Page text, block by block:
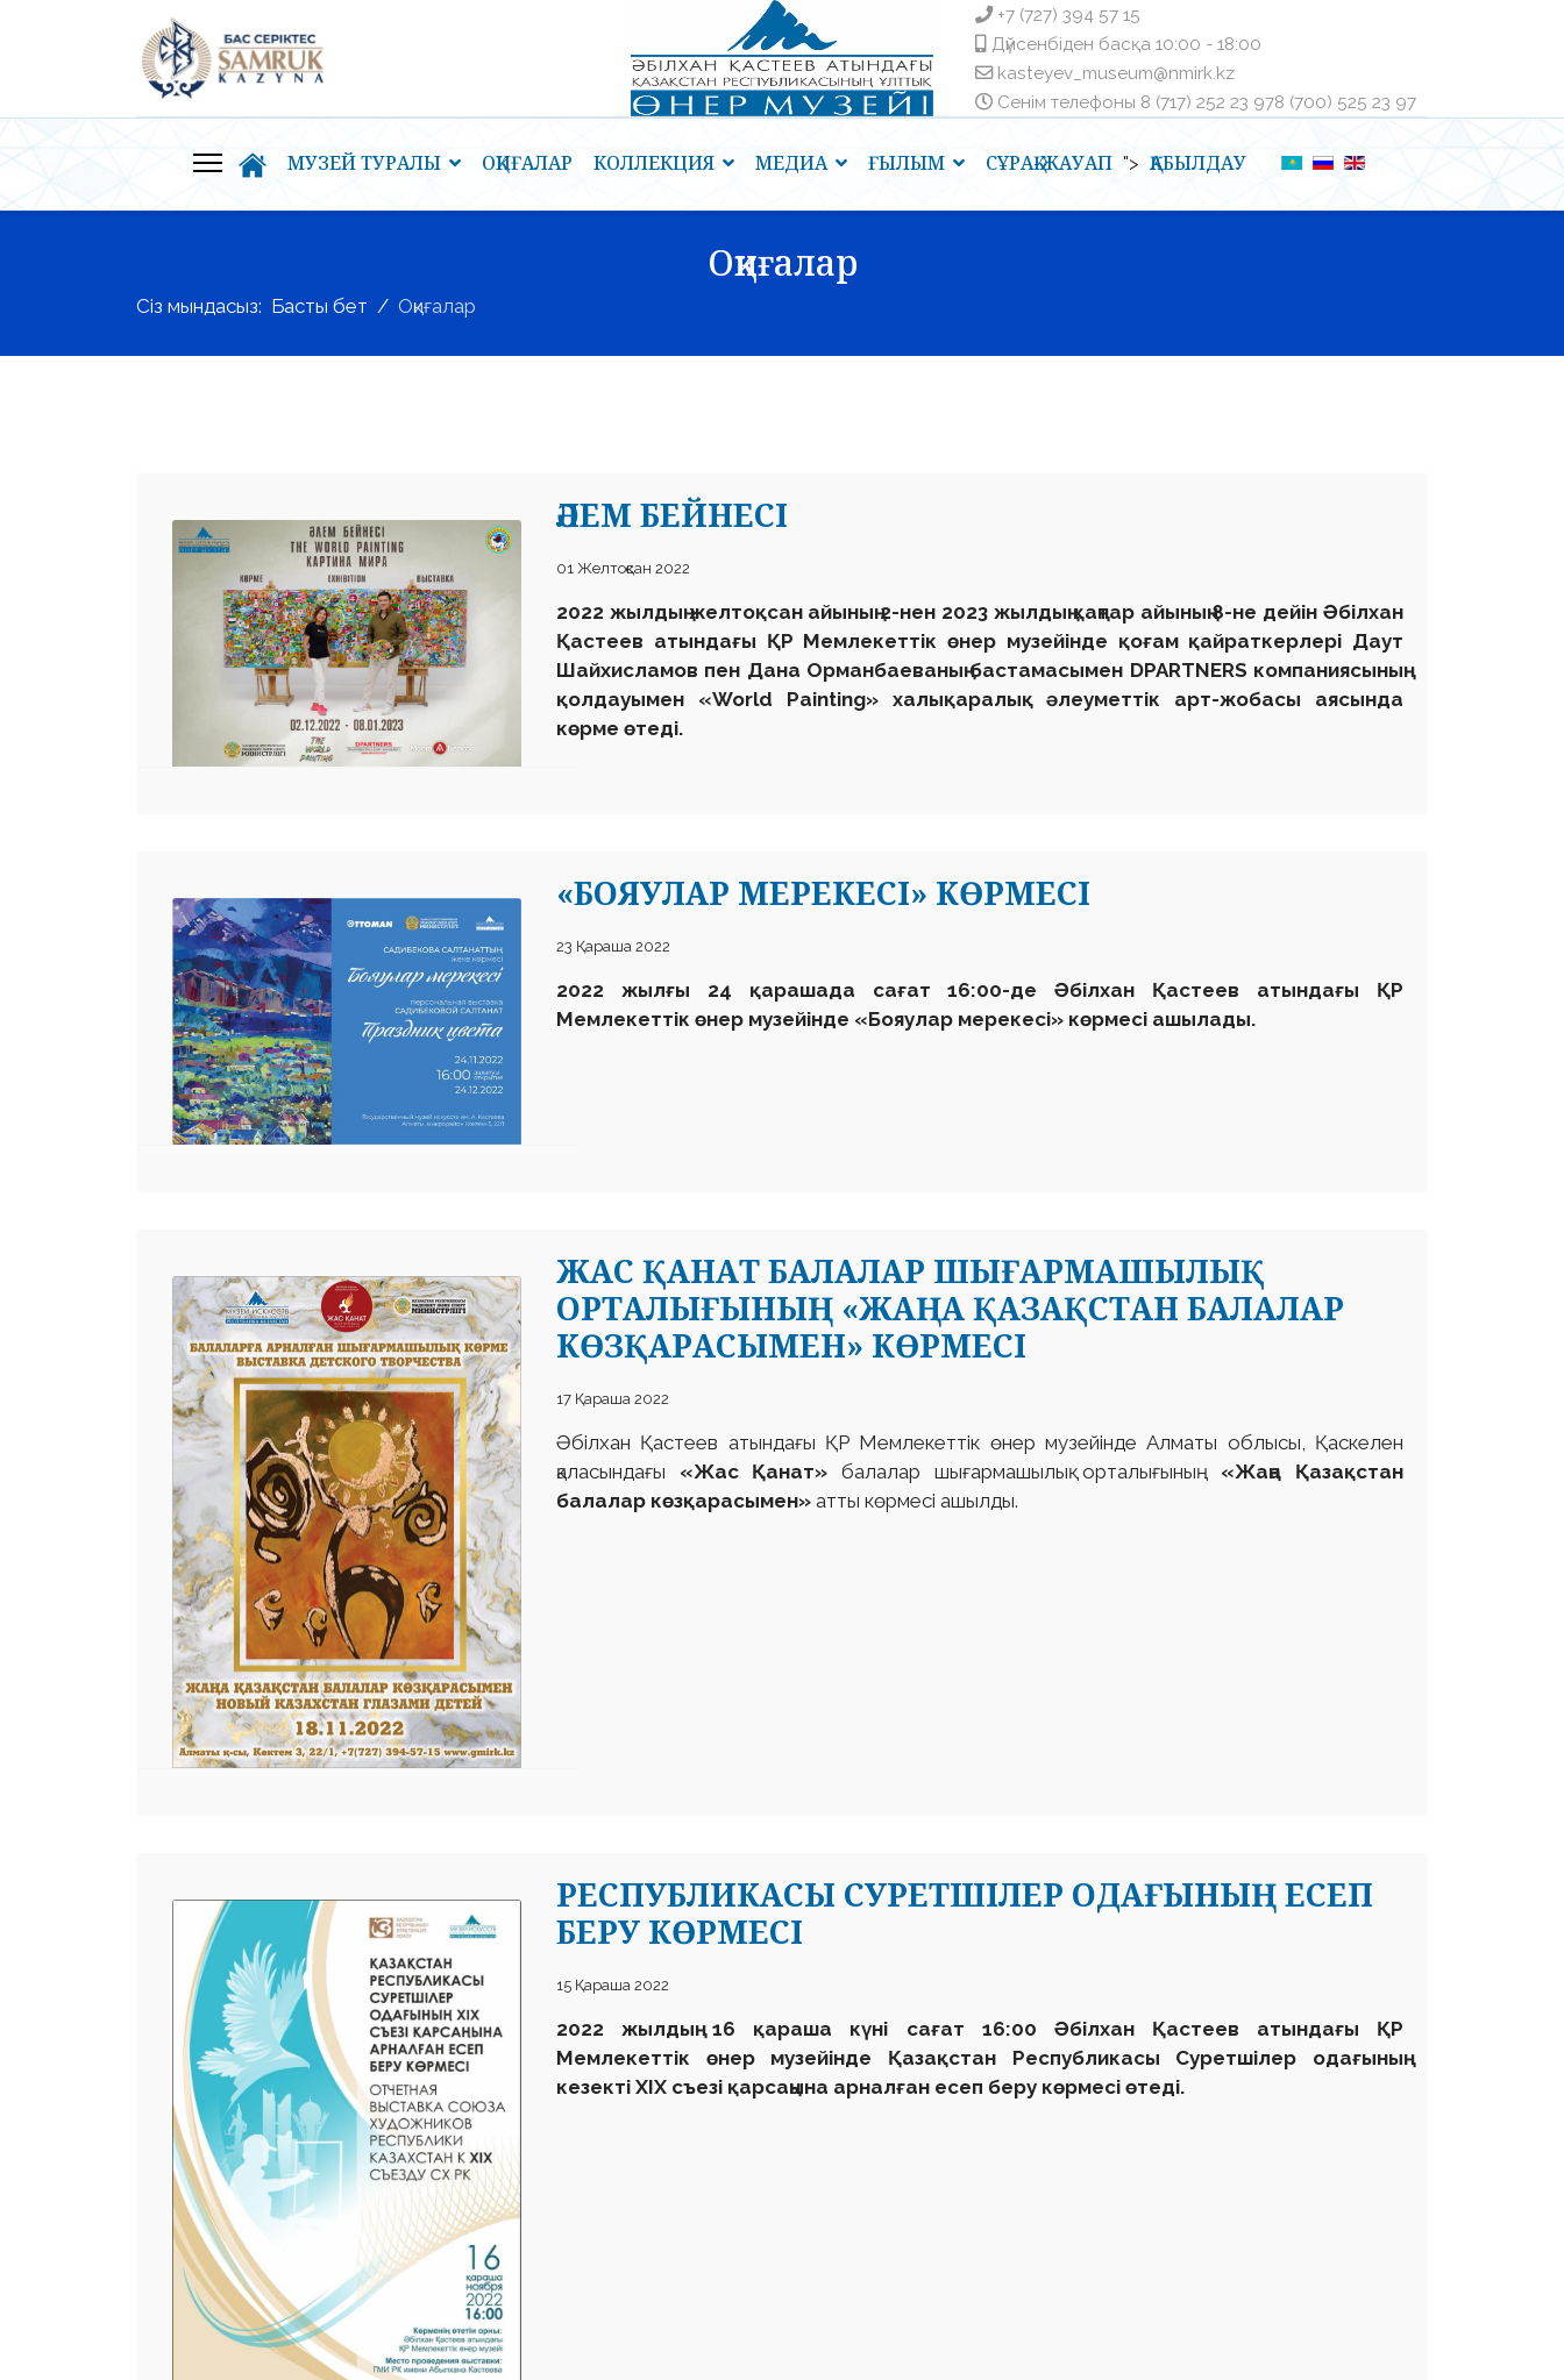
+7 (727) 394 57 15
Дүйсенбіден басқа ㅤ10:00 - 18:00
kasteyev_museum@nmirk.kz
Сенім телефоныㅤ 8 (717) 252 23 97ㅤ8 (700) 525 23 97
МУЗЕЙ ТУРАЛЫ ОҚИҒАЛАР КОЛЛЕКЦИЯ МЕДИА ҒЫЛЫМ СҰРАҚ-ЖАУАП "> ҚАБЫЛДАУ
Оқиғалар
Сіз мындасыз: Басты бет Оқиғалар
ӘЛЕМ БЕЙНЕСІ
01 Желтоқсан 2022
2022 жылдың желтоқсан айының 2-нен 2023 жылдың қаңтар айының 8-не дейін Әбілхан
Қастеев атындағы ҚР Мемлекеттік өнер музейінде қоғам қайраткерлері Даут
Шайхисламов пен Дана Орманбаеваның бастамасымен DPARTNERS компаниясының
қолдауымен «World Painting» халықаралық әлеуметтік арт-жобасы аясында
көрме өтеді.
«БОЯУЛАР МЕРЕКЕСІ» КӨРМЕСІ
23 Қараша 2022
2022 жылғы 24 қарашада сағат 16:00-де Әбілхан Қастеев атындағы ҚР
Мемлекеттік өнер музейінде «Бояулар мерекесі» көрмесі ашылады.
ЖАС ҚАНАТ БАЛАЛАР ШЫҒАРМАШЫЛЫҚ
ОРТАЛЫҒЫНЫҢ «ЖАҢА ҚАЗАҚСТАН БАЛАЛАР
КӨЗҚАРАСЫМЕН» КӨРМЕСІ
17 Қараша 2022
Әбілхан Қастеев атындағы ҚР Мемлекеттік өнер музейінде Алматы облысы, Қаскелен
қаласындағы «Жас Қанат» балалар шығармашылық орталығының «Жаңа Қазақстан
балалар көзқарасымен» атты көрмесі ашылды.
РЕСПУБЛИКАСЫ СУРЕТШІЛЕР ОДАҒЫНЫҢ ЕСЕП
БЕРУ КӨРМЕСІ
15 Қараша 2022
2022 жылдың 16 қараша күні сағат 16:00 Әбілхан Қастеев атындағы ҚР
Мемлекеттік өнер музейінде Қазақстан Республикасы Суретшілер одағының
кезекті ХІХ съезі қарсаңына арналған есеп беру көрмесі өтеді.